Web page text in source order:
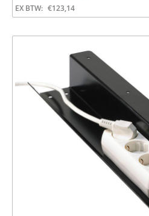
EX BTW: €123,14